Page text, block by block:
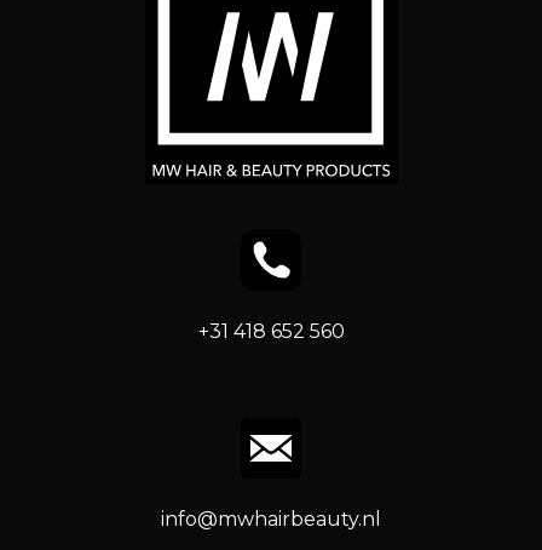
+31 418 652 560
info@mwhairbeauty.nl